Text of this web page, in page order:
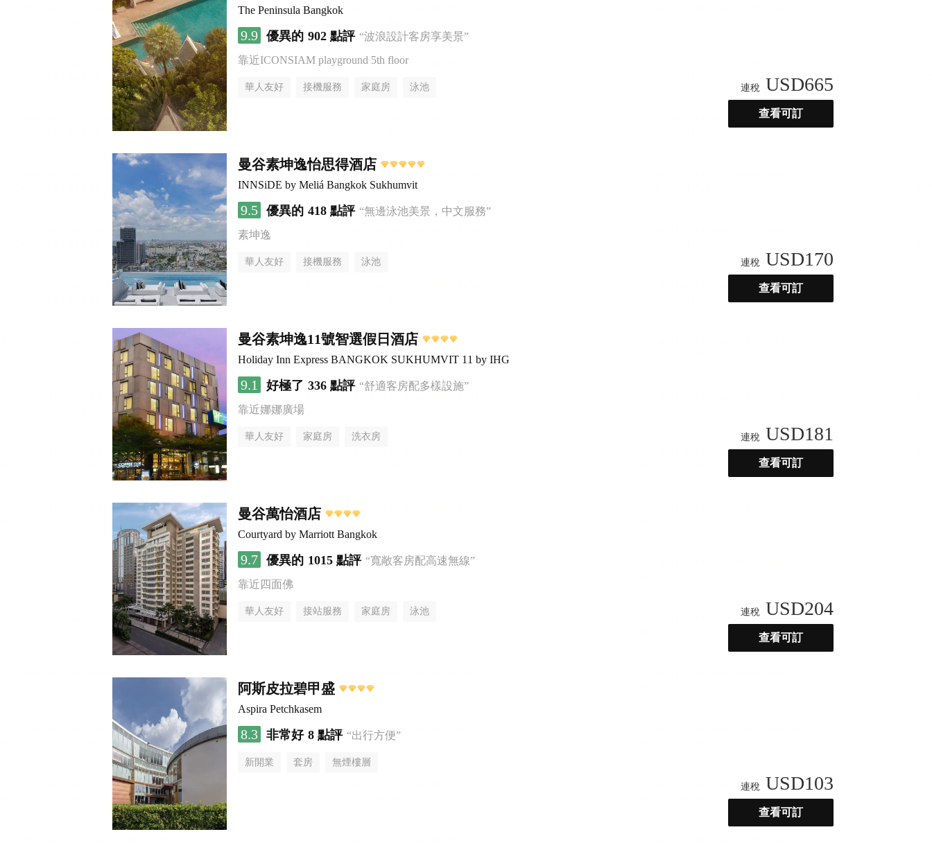
The Peninsula Bangkok
9.9 優異的 902 點評 “波浪設計客房享美景”
靠近ICONSIAM playground 5th floor
華人友好 接機服務 家庭房 泳池 連稅 USD665
查看可訂
曼谷素坤逸怡思得酒店
INNSiDE by Meliá Bangkok Sukhumvit
9.5 優異的 418 點評 “無邊泳池美景，中文服務”
素坤逸
華人友好 接機服務 泳池 連稅 USD170
查看可訂
曼谷素坤逸11號智選假日酒店
Holiday Inn Express BANGKOK SUKHUMVIT 11 by IHG
9.1 好極了 336 點評 “舒適客房配多樣設施”
靠近娜娜廣場
華人友好 家庭房 洗衣房 連稅 USD181
查看可訂
曼谷萬怡酒店
Courtyard by Marriott Bangkok
9.7 優異的 1015 點評 “寬敞客房配高速無線”
靠近四面佛
華人友好 接站服務 家庭房 泳池 連稅 USD204
查看可訂
阿斯皮拉碧甲盛
Aspira Petchkasem
8.3 非常好 8 點評 “出行方便”
新開業 套房 無煙樓層
連稅 USD103
查看可訂